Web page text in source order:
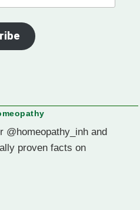
@homeopathy_inh and
proven facts on